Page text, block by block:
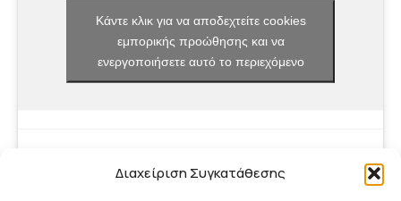
Διαχείριση Συγκατάθεσης
Κάντε κλικ για να αποδεχτείτε cookies
εμπορικής προώθησης και να
ενεργοποιήσετε αυτό το περιεχόμενο